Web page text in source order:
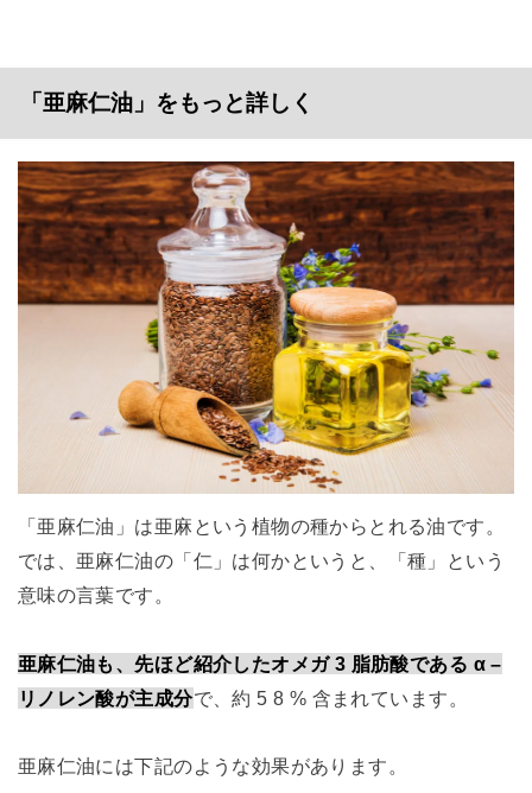
「亜麻仁油」をもっと詳しく
「亜麻仁油」は亜麻という植物の種からとれる油です。
では、亜麻仁油の「仁」は何かというと、「種」という
意味の言葉です。
亜麻仁油も、先ほど紹介したオメガ 3 脂肪酸である α –
リノレン酸が主成分で、約 5 8 % 含まれています。
亜麻仁油には下記のような効果があります。